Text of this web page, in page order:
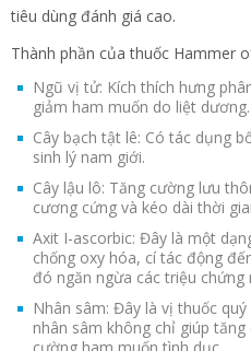
tiêu dùng đánh giá cao.
Thành phần của thuốc Hammer
Ngũ vị tử: Kích thích hưng
giảm ham muốn do liệt dương.
Cây bạch tật lê: Có tác dụng
sinh lý nam giới.
Cây lậu lô: Tăng cường lưu
cương cứng và kéo dài thời
Axit I-ascorbic: Đây là một
chống oxy hóa, cí tác động
đó ngăn ngừa các triệu
Nhân sâm: Đây là vị thuốc
nhân sâm không chỉ giúp